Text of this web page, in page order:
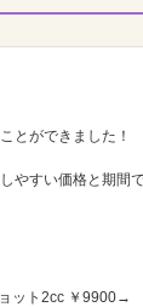
とができました！
やすい価格と期間
ット2cc ￥9900→